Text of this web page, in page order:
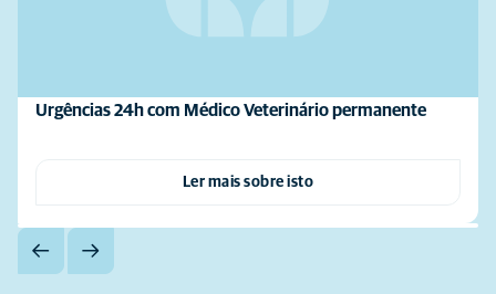
Urgências 24h com Médico Veterinário permanente
Ler mais sobre isto